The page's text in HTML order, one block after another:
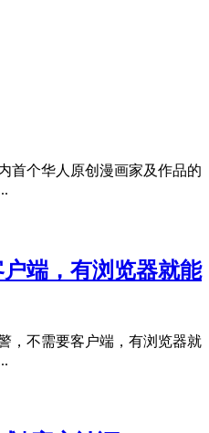
首个华人原创漫画家及作品的
端，有浏览器就能
，不需要客户端，有浏览器就